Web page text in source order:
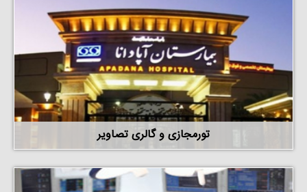
تورمجازی و گالری تصاویر